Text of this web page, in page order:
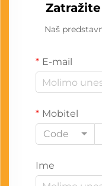
Naš
E-mail
Mobitel
Code
Ime